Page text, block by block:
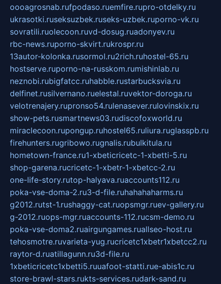
oooagrosnab.rufpodaso.ruemfire.rupro-otdelky.ru
ukrasotki.ruseksuzbek.ruseks-uzbek.ruporno-vk.ru
sovratili.ruolecoon.ruvd-dosug.ruadonyev.ru
rbc-news.ruporno-skvirt.rukrospr.ru
13autor-kolonka.rusormol.ru2rich.ruhostel-65.ru
hostserve.ruporno-na-russkom.rumishinlab.ru
neznobi.rubigfatcc.ruhabble.rustarbucksvia.ru
delfinet.rusilvernano.ruelestal.ruvektor-doroga.ru
velotrenajery.rupronso54.rulenasever.rulovinskix.ru
show-pets.rusmartnews03.rudiscofoxworld.ru
miraclecoon.rupongup.ruhostel65.ruliura.ruglasspb.ru
firehunters.rugribowo.rugnalis.rubulkitula.ru
hometown-france.ru1-xbeticricetc-1-xbetti-5.ru
shop-garena.rucricetc-1-xbetr-1-xbetcc-2.ru
one-life-story.rutop-halyava.ruaccounts112.ru
poka-vse-doma-2.ru3-d-file.ruhahahaharms.ru
g2012.rutst-1.rushaggy-cat.ruopsmgr.ruev-gallery.ru
g-2012.ruops-mgr.ruaccounts-112.rucsm-demo.ru
poka-vse-doma2.ruairgungames.ruallseo-host.ru
tehosmotre.ruvarieta-yug.rucricetc1xbetr1xbetcc2.ru
raytor-d.ruatillagunn.ru3d-file.ru
1xbeticricetc1xbetti5.ruuafoot-statti.rue-abis1c.ru
store-brawl-stars.rukts-services.rudark-sand.ru